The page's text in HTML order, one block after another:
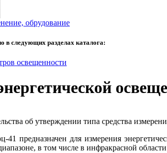
обрудование
в следующих разделах каталога:
освещенности
об утверждении типа средства
предназначен для измерения
в том числе в инфракрасной области